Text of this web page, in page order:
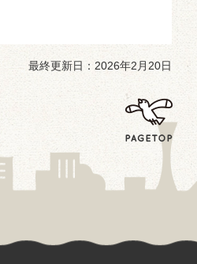
最終更新日：2026年2月20日